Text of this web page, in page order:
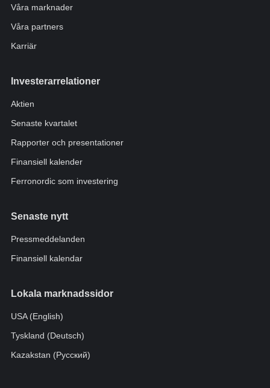
Våra marknader
Våra partners
Karriär
Investerarrelationer
Aktien
Senaste kvartalet
Rapporter och presentationer
Finansiell kalender
Ferronordic som investering
Senaste nytt
Pressmeddelanden
Finansiell kalendar
Lokala marknadssidor
USA (English)
Tyskland (Deutsch)
Kazakstan (Pусский)